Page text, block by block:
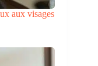
aux visages